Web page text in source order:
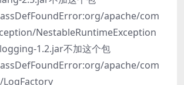
apache/com
NestableRuntimeException
1.2.jar不加这个包
apache/com